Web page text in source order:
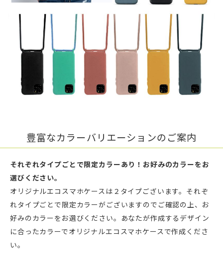
豊富なカラーバリエーションのご案内
それぞれタイプごとで限定カラーあり！お好みのカラーをお
選びください。
オリジナルエコスマホケースは２タイプございます。それぞ
れタイプごとで限定カラーがございますのでご確認の上、お
好みのカラーをお選びください。あなたが作成するデザイン
に合ったカラーでオリジナルエコスマホケースで作成くださ
い。